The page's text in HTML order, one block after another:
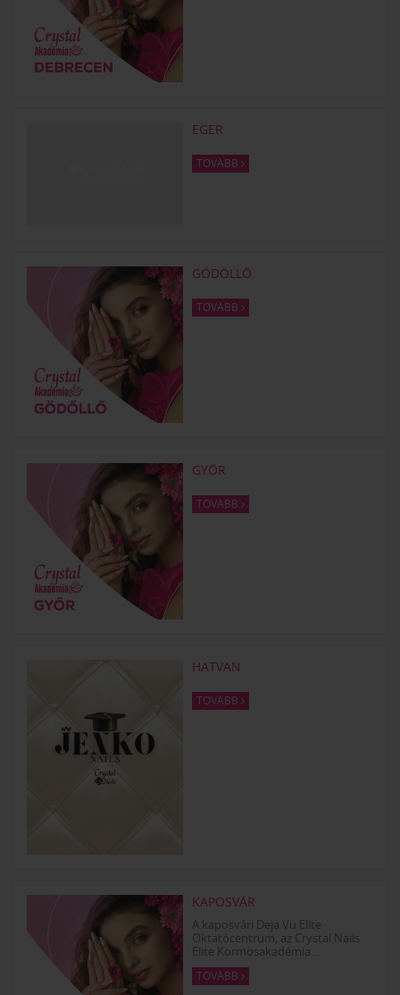
EGER
TOVÁBB
GÖDÖLLŐ
TOVÁBB
GYŐR
TOVÁBB
HATVAN
TOVÁBB
KAPOSVÁR
A kaposvári Deja Vu Elite
Oktatócentrum, az Crystal Nails
Elite Körmösakadémia...
TOVÁBB